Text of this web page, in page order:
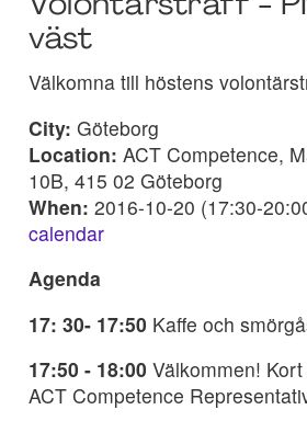
väst
Välkomna till höstens
City: Göteborg
Location: ACT Competence,
10B, 415 02 Göteborg
When: 2016-10-20 (17:30-
calendar
Agenda
17: 30- 17:50 Kaffe och
17:50 - 18:00 Välkommen!
ACT Competence